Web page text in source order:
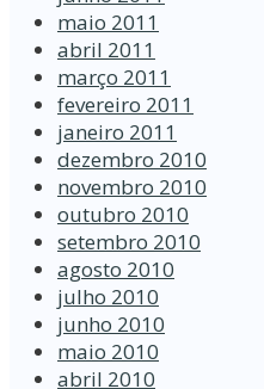
maio 2011
abril 2011
março 2011
fevereiro 2011
janeiro 2011
dezembro 2010
novembro 2010
outubro 2010
setembro 2010
agosto 2010
julho 2010
junho 2010
maio 2010
abril 2010